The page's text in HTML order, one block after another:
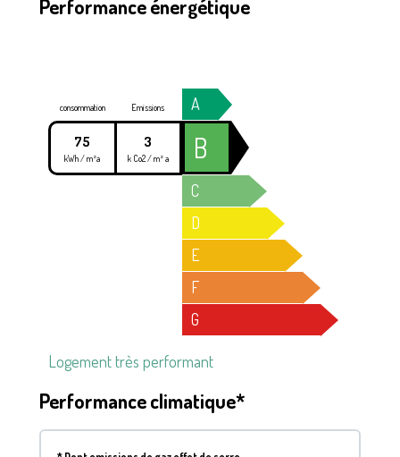
Performance énergétique
A
consommation
75
kWh / m²a
Emissions
3
k Co2 / m² a B
C
D
E
F
G
Logement très performant
Performance climatique*